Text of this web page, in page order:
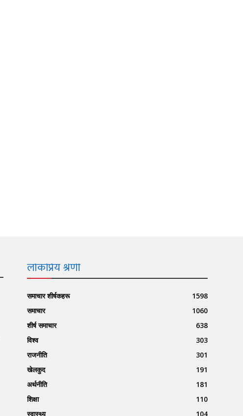
लोकप्रिय श्रेणी
समाचार शीर्षकहरू
1598
समाचार
1060
शीर्ष समाचार
638
विश्व
303
राजनीति
301
खेलकुद
191
अर्थनीति
181
शिक्षा
110
स्वास्थ्य
104